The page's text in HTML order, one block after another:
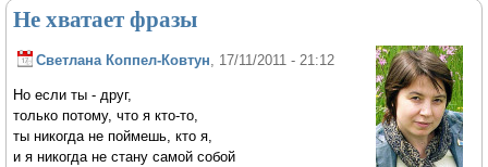
Не хватает фразы
Светлана Коппел-Ковтун , 17/11/2011 - 21:12
Но если ты - друг,
только потому, что я кто-то,
ты никогда не поймешь, кто я,
и я никогда не стану самой собой